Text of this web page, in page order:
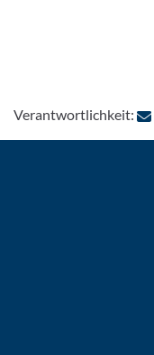
Verantwortlichkeit: